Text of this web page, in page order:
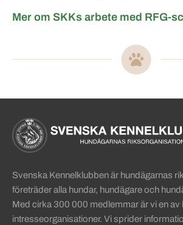
Mer om SKKs arbete med RFG-
Sidinformation
Köpa hund startsida
Svenska Kennelklubben är hundägarnas
företräder alla hundar, hundägare och
Med cirka 300 000 medlemmar är vi en av
intresseorganisationer. Vi sprider